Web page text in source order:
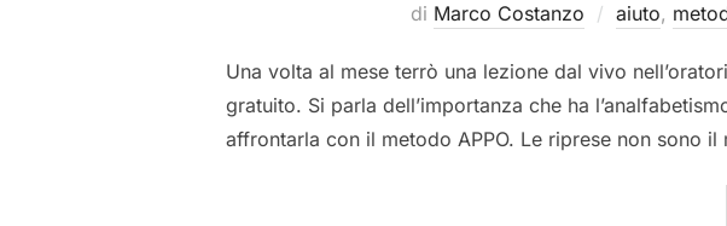
di Marco Costanzo aiuto,
Una volta al mese terrò una lezione dal vivo
gratuito. Si parla dell’importanza che ha
affrontarla con il metodo APPO. Le riprese non sono